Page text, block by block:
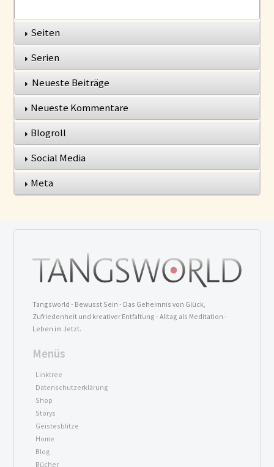
Seiten
Serien
Neueste Beiträge
Neueste Kommentare
Blogroll
Social Media
Meta
Tangsworld - Bewusst Sein - Das Geheimnis von Glück,
Zufriedenheit und kreativer Entfaltung - Alltag als Meditation -
Leben im Jetzt.
Menüs
Linktree
Datenschutzerklärung
Shop
Storys
Geistesblitze
Home
Blog
Bücher